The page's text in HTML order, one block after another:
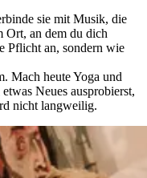
sie mit Musik, die
Ort, an dem du dich
Pflicht an, sondern wie
Mach heute Yoga und
Neues ausprobierst,
nicht langweilig.